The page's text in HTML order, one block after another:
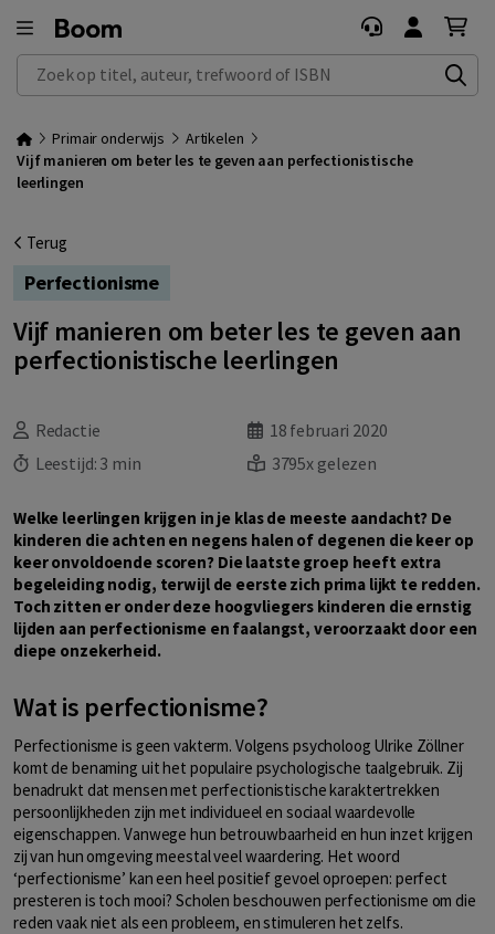
Zoek op titel, auteur, trefwoord of ISBN
Primair onderwijs
Artikelen
Vijf manieren om beter les te geven aan perfectionistische
leerlingen
Terug
Perfectionisme
Vijf manieren om beter les te geven aan
perfectionistische leerlingen
Redactie
18 februari 2020
Leestijd: 3 min 3795x gelezen
Welke leerlingen krijgen in je klas de meeste aandacht? De
kinderen die achten en negens halen of degenen die keer op
keer onvoldoende scoren? Die laatste groep heeft extra
begeleiding nodig, terwijl de eerste zich prima lijkt te redden.
Toch zitten er onder deze hoogvliegers kinderen die ernstig
lijden aan perfectionisme en faalangst, veroorzaakt door een
diepe onzekerheid.
Wat is perfectionisme?
Perfectionisme is geen vakterm. Volgens psycholoog Ulrike Zöllner
komt de benaming uit het populaire psychologische taalgebruik. Zij
benadrukt dat mensen met perfectionistische karaktertrekken
persoonlijkheden zijn met individueel en sociaal waardevolle
eigenschappen. Vanwege hun betrouwbaarheid en hun inzet krijgen
zij van hun omgeving meestal veel waardering. Het woord
‘perfectionisme’ kan een heel positief gevoel oproepen: perfect
presteren is toch mooi? Scholen beschouwen perfectionisme om die
reden vaak niet als een probleem, en stimuleren het zelfs.